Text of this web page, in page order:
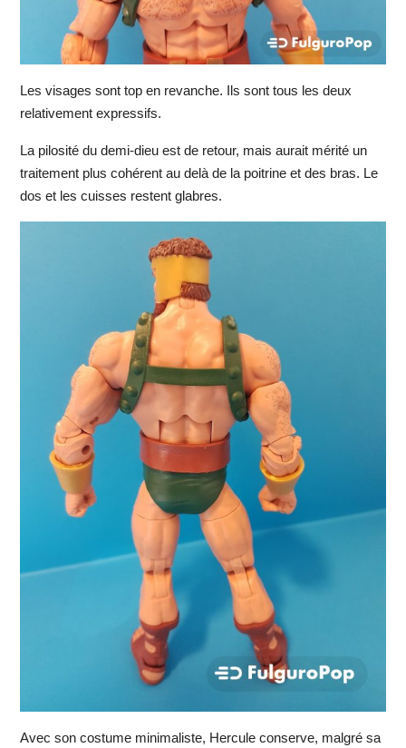
Les visages sont top en revanche. Ils sont tous les deux
relativement expressifs.
La pilosité du demi-dieu est de retour, mais aurait mérité un
traitement plus cohérent au delà de la poitrine et des bras. Le
dos et les cuisses restent glabres.
Avec son costume minimaliste, Hercule conserve, malgré sa